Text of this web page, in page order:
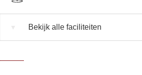
Bekijk alle faciliteiten